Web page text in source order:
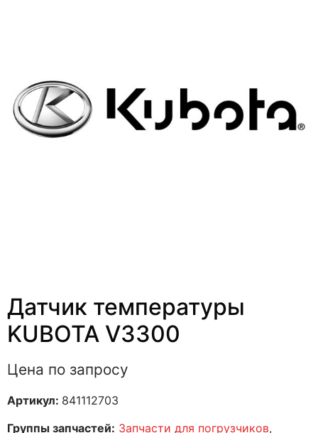
Датчик температуры
KUBOTA V3300
Цена по запросу
Артикул: 841112703
Группы запчастей: Запчасти для погрузчиков,